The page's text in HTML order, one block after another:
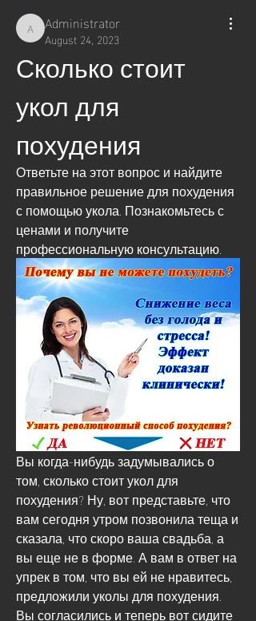
Administrator
Administrator
August 24, 2023
Сколько стоит
укол для
похудения
Ответьте на этот вопрос и найдите
правильное решение для похудения
с помощью укола. Познакомьтесь с
ценами и получите
профессиональную консультацию.
Вы когда-нибудь задумывались о
том, сколько стоит укол для
похудения? Ну, вот представьте, что
вам сегодня утром позвонила теща и
сказала, что скоро ваша свадьба, а
вы еще не в форме. А вам в ответ на
упрек в том, что вы ей не нравитесь,
предложили уколы для похудения.
Вы согласились и теперь вот сидите